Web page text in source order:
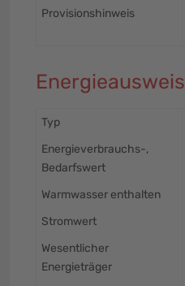
Provisionshinweis
Energieausweis
Typ
Energieverbrauchs-,
Bedarfswert
Warmwasser enthalten
Stromwert
Wesentlicher
Energieträger